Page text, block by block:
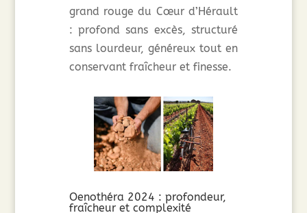
grand rouge du Cœur d’Hérault
: profond sans excès, structuré
sans lourdeur, généreux tout en
conservant fraîcheur et finesse.
Oenothéra 2024 : profondeur,
fraîcheur et complexité